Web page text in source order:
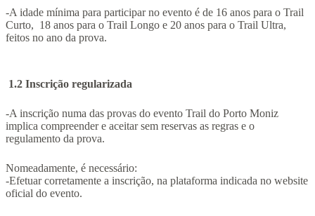
-A idade mínima para participar no evento é de 16 anos para o Trail
Curto, 18 anos para o Trail Longo e 20 anos para o Trail Ultra,
feitos no ano da prova.
1.2 Inscrição regularizada
-A inscrição numa das provas do evento Trail do Porto Moniz
implica compreender e aceitar sem reservas as regras e o
regulamento da prova.
Nomeadamente, é necessário:
-Efetuar corretamente a inscrição, na plataforma indicada no website
oficial do evento.